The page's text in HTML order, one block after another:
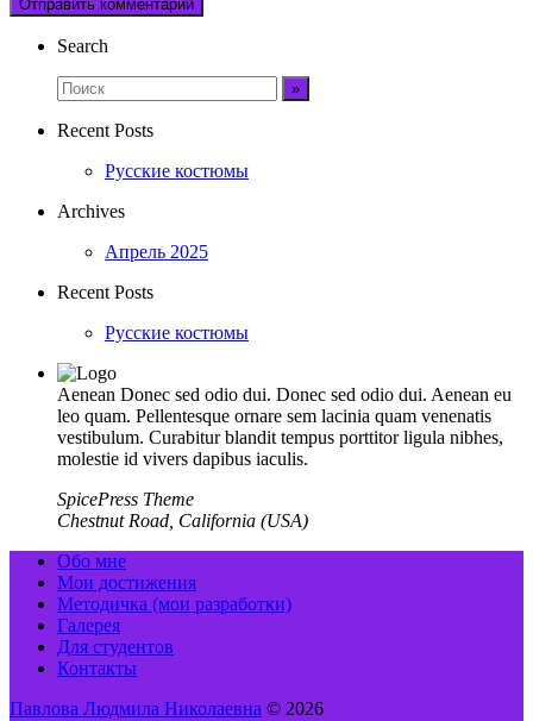
Search
Recent Posts
Русские костюмы
Archives
Апрель 2025
Recent Posts
Русские костюмы
Aenean Donec sed odio dui. Donec sed odio dui. Aenean eu
leo quam. Pellentesque ornare sem lacinia quam venenatis
vestibulum. Curabitur blandit tempus porttitor ligula nibhes,
molestie id vivers dapibus iaculis.
SpicePress Theme
Chestnut Road, California (USA)
Обо мне
Мои достижения
Методичка (мои разработки)
Галерея
Для студентов
Контакты
Павлова Людмила Николаевна © 2026